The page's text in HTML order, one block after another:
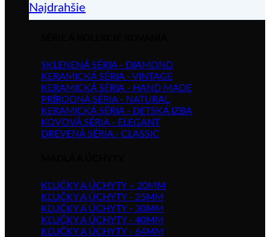
Najdrahšie
SKLENENÁ SÉRIA - DIAMOND
KERAMICKÁ SÉRIA - VINTAGE
KERAMICKÁ SÉRIA - HAND MADE
PRÍRODNÁ SÉRIA - NATURAL
KERAMICKÁ SÉRIA - DETSKÁ IZBA
KOVOVÁ SÉRIA - ELEGANT
DREVENÁ SÉRIA - CLASSIC
KĽUČKY A ÚCHYTY – 20MM
KĽUČKY A ÚCHYTY - 25MM
KĽUČKY A ÚCHYTY - 30MM
KĽUČKY A ÚCHYTY - 40MM
KĽUČKY A ÚCHYTY - 64MM